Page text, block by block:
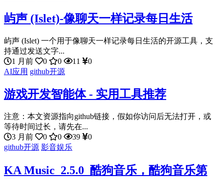
屿声 (Islet)-像聊天一样记录每日生活
屿声 (Islet) 一个用于像聊天一样记录每日生活的开源工具，支
持通过发送文字...
1 月前
0 0 11
0
AI应用 github开源
游戏开发智能体 - 实用工具推荐
注意：本文资源指向github链接，假如你访问后无法打开，或
等待时间过长，请先在...
3 月前
0 0 39
0
github开源 影音娱乐
KA Music_2.5.0_酷狗音乐，酷狗音乐第